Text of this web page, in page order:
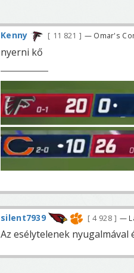
Kenny 11 821 — Omar's
nyerni kő
silent7939 4 928 —
Az esélytelenek nyugalmával